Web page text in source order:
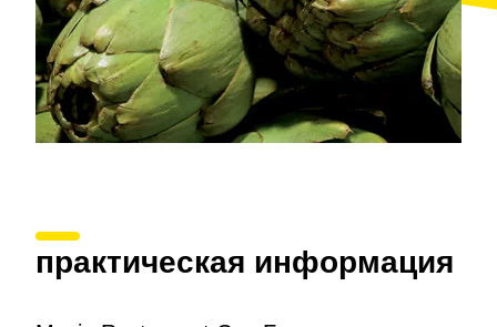
практическая информация